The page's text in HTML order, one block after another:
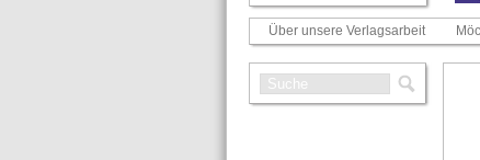
Über unsere Verlagsarbeit